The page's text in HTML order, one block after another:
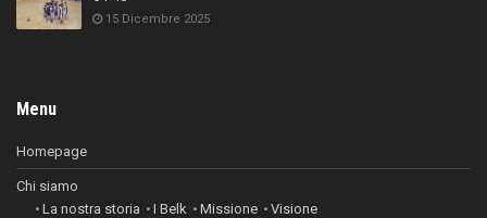
15 Dicembre 2025
Menu
Homepage
Chi siamo
La nostra storia
I Belk Missione Visione